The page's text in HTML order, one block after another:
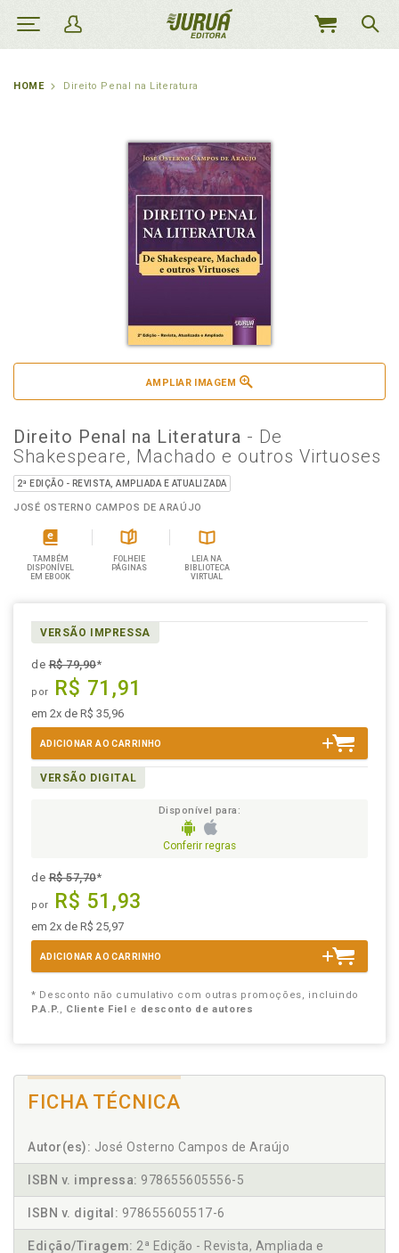
MEU
HOME Direito Penal na Literatura
AMPLIAR IMAGEM
Direito Penal na Literatura - De
Shakespeare, Machado e outros Virtuoses
2ª EDIÇÃO - REVISTA, AMPLIADA E ATUALIZADA
JOSÉ OSTERNO CAMPOS DE ARAÚJO
TAMBÉM
DISPONÍVEL
EM EBOOK
FOLHEIE
PÁGINAS
LEIA NA
BIBLIOTECA
VIRTUAL
VERSÃO IMPRESSA
deR$ 79,90*
por R$ 71,91
em 2x de R$ 35,96
ADICIONAR AO CARRINHO
VERSÃO DIGITAL
Disponível para:
Conferir regras
deR$ 57,70*
por R$ 51,93
em 2x de R$ 25,97
ADICIONAR AO CARRINHO
* Desconto não cumulativo com outras promoções, incluindo
P.A.P., Cliente Fiel e desconto de autores
FICHA TÉCNICA
Autor(es): José Osterno Campos de Araújo
ISBN v. impressa: 978655605556-5
ISBN v. digital: 978655605517-6
Edição/Tiragem: 2ª Edição - Revista, Ampliada e